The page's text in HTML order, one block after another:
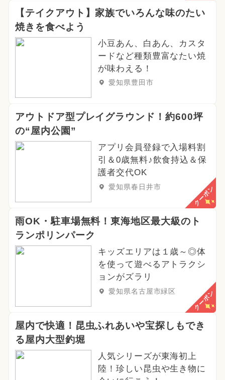
【テイクアウト】家族でいろんな味のたい
焼きを食べよう
小豆あん、白あん、カスタ
ードなど種類豊富なたい焼
が味わえる！
愛知県豊田市
アウトドア型プレイグラウンド！約600坪
の“屋内公園”
アプリ会員登録で入場料割
引＆0歳無料♪飲食持込＆保
護者交代OK
愛知県春日井市 クーポン
雨OK・駐車場無料！東海地区最大級のト
ランポリンパーク
キッズエリアは１歳～◎体
を使って遊べるアトラクシ
ョンがズラリ
愛知県名古屋市緑区 クーポン
屋内で快適！昆虫ふれあいや宝探しもでき
る屋内大型釣堀
人気シリーズが東海初上
陸！珍しい昆虫や生き物に